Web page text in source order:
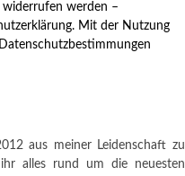
widerrufen werden –
Mit der Nutzung
aus meiner Leidenschaft zu
alles rund um die neuesten